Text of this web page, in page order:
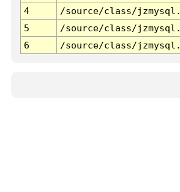
4
/source/class/
5
/source/class/
6
/source/class/